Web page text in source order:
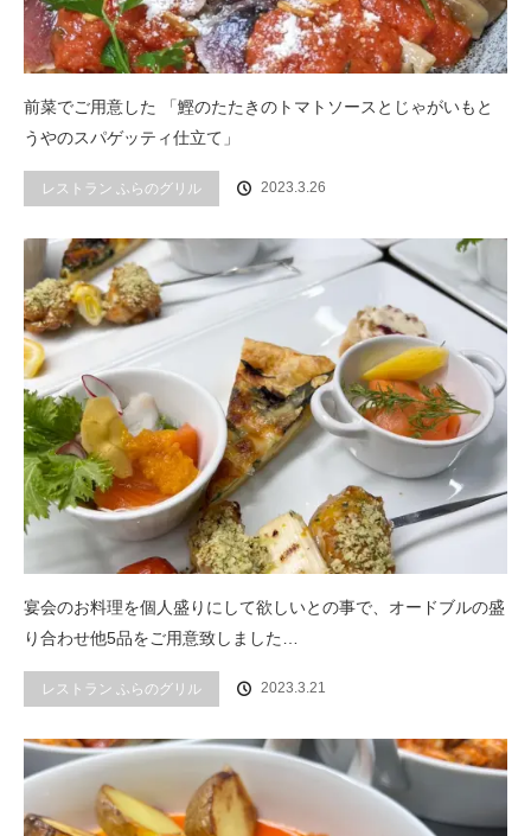
前菜でご用意した 「鰹のたたきのトマトソースとじゃがいもと
うやのスパゲッティ仕立て」
レストラン ふらのグリル 2023.3.26
宴会のお料理を個人盛りにして欲しいとの事で、オードブルの盛
り合わせ他5品をご用意致しました…
レストラン ふらのグリル 2023.3.21